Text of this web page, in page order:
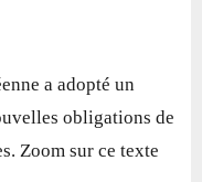
a adopté un
obligations de
Zoom sur ce texte